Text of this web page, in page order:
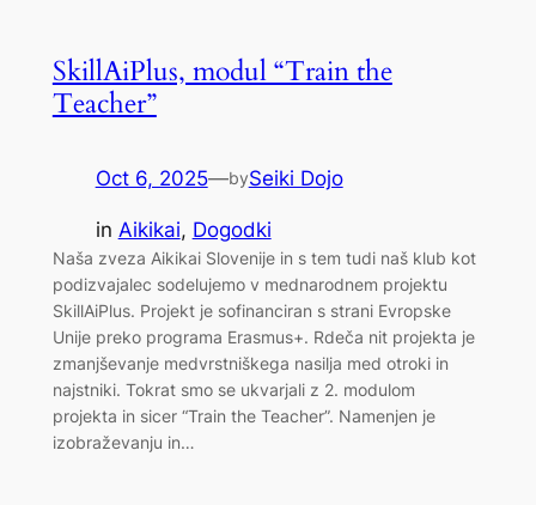
SkillAiPlus, modul “Train the
Teacher”
Oct 6, 2025—bySeiki Dojo
in Aikikai, Dogodki
Naša zveza Aikikai Slovenije in s tem tudi naš klub kot
podizvajalec sodelujemo v mednarodnem projektu
SkillAiPlus. Projekt je sofinanciran s strani Evropske
Unije preko programa Erasmus+. Rdeča nit projekta je
zmanjševanje medvrstniškega nasilja med otroki in
najstniki. Tokrat smo se ukvarjali z 2. modulom
projekta in sicer “Train the Teacher”. Namenjen je
izobraževanju in…